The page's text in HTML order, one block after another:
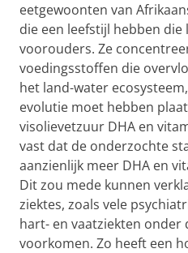
eetgewoonten van
die een leefstijl hebben
voorouders. Ze
voedingsstoffen die
het land-water
evolutie moet hebben
visolievetzuur DHA en
vast dat de onderzochte
aanzienlijk meer DHA en
Dit zou mede kunnen
ziektes, zoals vele
hart- en vaatziekten onder
voorkomen. Zo heeft een